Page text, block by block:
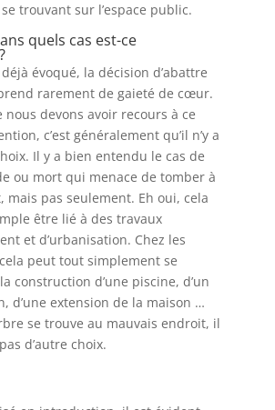
trouvant sur l’espace public.
quels cas est-ce
déjà évoqué, la décision d’abattre
rarement de gaieté de cœur.
nous devons avoir recours à ce
c’est généralement qu’il n’y a
Il y a bien entendu le cas de
ou mort qui menace de tomber à
mais pas seulement. Eh oui, cela
être lié à des travaux
et d’urbanisation. Chez les
peut tout simplement se
construction d’une piscine, d’un
d’une extension de la maison …
se trouve au mauvais endroit, il
d’autre choix.